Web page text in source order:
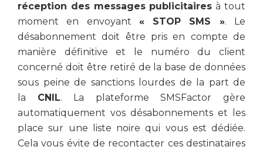
réception des messages publicitaires à tout
moment en envoyant « STOP SMS ». Le
désabonnement doit être pris en compte de
manière définitive et le numéro du client
concerné doit être retiré de la base de données
sous peine de sanctions lourdes de la part de
la CNIL. La plateforme SMSFactor gère
automatiquement vos désabonnements et les
place sur une liste noire qui vous est dédiée.
Cela vous évite de recontacter ces destinataires